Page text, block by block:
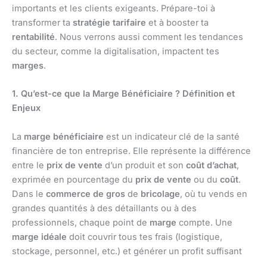
importants et les clients exigeants. Prépare-toi à
transformer ta stratégie tarifaire et à booster ta
rentabilité. Nous verrons aussi comment les tendances
du secteur, comme la digitalisation, impactent tes
marges.
1. Qu’est-ce que la Marge Bénéficiaire ? Définition et
Enjeux
La marge bénéficiaire est un indicateur clé de la santé
financière de ton entreprise. Elle représente la différence
entre le prix de vente d’un produit et son coût d’achat,
exprimée en pourcentage du prix de vente ou du coût.
Dans le commerce de gros de bricolage, où tu vends en
grandes quantités à des détaillants ou à des
professionnels, chaque point de marge compte. Une
marge idéale doit couvrir tous tes frais (logistique,
stockage, personnel, etc.) et générer un profit suffisant